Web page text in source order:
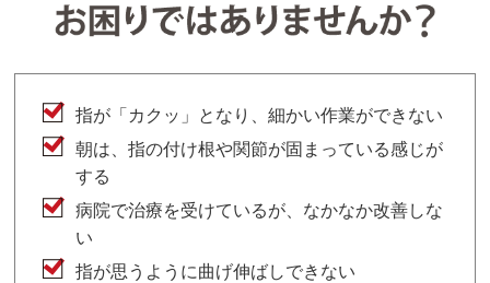
指が「カクッ」となり、細かい作業ができない
朝は、指の付け根や関節が固まっている感じが
する
病院で治療を受けているが、なかなか改善しな
い
指が思うように曲げ伸ばしできない